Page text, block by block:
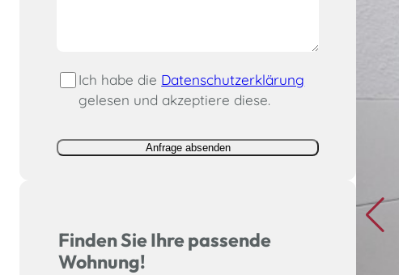
Ich habe die Datenschutzerklärung
gelesen und akzeptiere diese.
Anfrage absenden
Finden Sie Ihre passende
Wohnung!